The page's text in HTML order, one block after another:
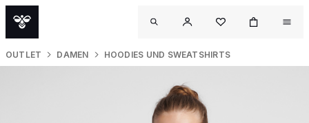
OUTLET DAMEN HOODIES UND SWEATSHIRTS